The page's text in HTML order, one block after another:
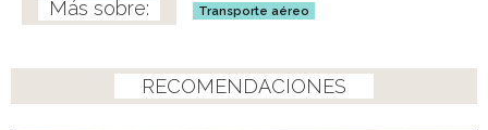
Transporte aéreo
RECOMENDACIONES